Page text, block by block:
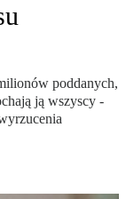
poddanych,
ją wszyscy -